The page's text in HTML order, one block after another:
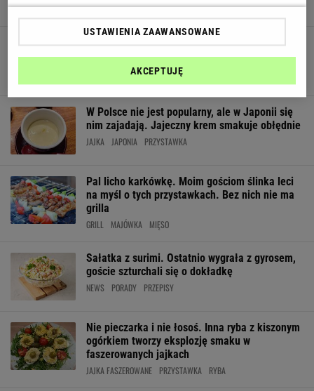
PRZEKĄSKI PRZEPISY PRZYSTAWKA
Złote śliwki zamieniłam na "polskie oliwki".
Najlepszy dodatek do serów i pieczeni
PRZEKĄSKI PRZEPISY
W Polsce nie jest popularny, ale w Japonii się
nim zajadają. Jajeczny krem smakuje obłędnie
JAJKA JAPONIA PRZYSTAWKA
Pal licho karkówkę. Moim gościom ślinka leci
na myśl o tych przystawkach. Bez nich nie ma
grilla
GRILL MAJÓWKA MIĘSO
Sałatka z surimi. Ostatnio wygrała z gyrosem,
goście szturchali się o dokładkę
NEWS PORADY PRZEPISY
Nie pieczarka i nie łosoś. Inna ryba z kiszonym
ogórkiem tworzy eksplozję smaku w
faszerowanych jajkach
JAJKA FASZEROWANE PRZYSTAWKA RYBA
USTAWIENIA ZAAWANSOWANE
AKCEPTUJĘ